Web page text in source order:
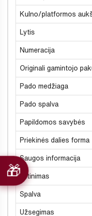
Kulno/platformos
Lytis
Numeracija
Originali gamintojo
Pado medžiaga
Pado spalva
Papildomos savybės
Priekinės dalies forma
Saugos informacija
Šiltinimas
Spalva
Užsegimas